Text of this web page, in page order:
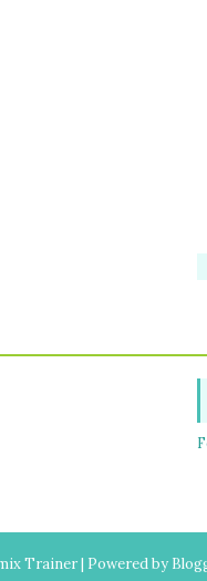
Trainer| Powered by